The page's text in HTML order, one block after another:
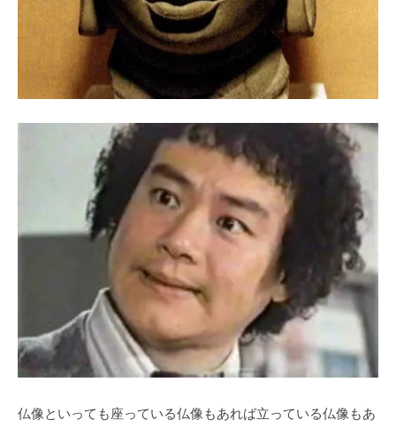
仏像といっても座っている仏像もあれば立っている仏像もあ